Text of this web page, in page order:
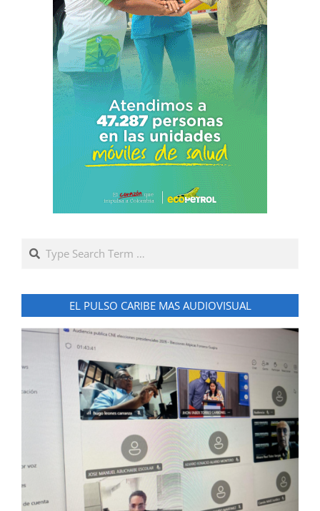
Search
EL PULSO CARIBE MAS AUDIOVISUAL